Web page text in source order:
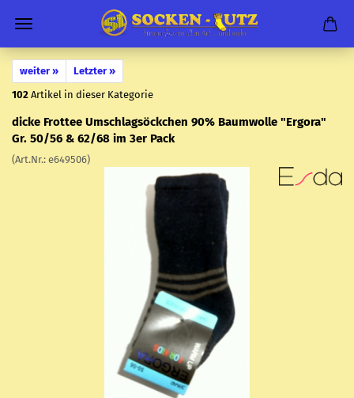
weiter »
Letzter »
102 Artikel in dieser Kategorie
dicke Frot­tee Um­schlags­öck­chen 90% Baum­wol­le "Er­go­ra"
Gr. 50/56 & 62/68 im 3er Pack
(Art.Nr.: e649506)